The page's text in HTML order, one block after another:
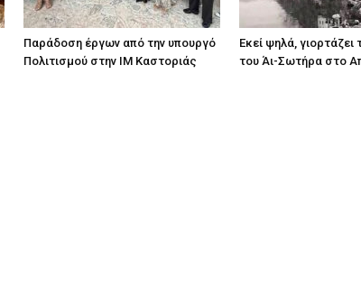
Παράδοση έργων από την υπουργό
Πολιτισμού στην ΙΜ Καστοριάς
Εκεί ψηλά, γιορτάζει
του Άι-Σωτήρα στο